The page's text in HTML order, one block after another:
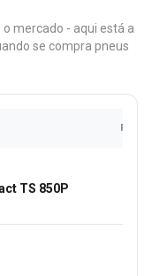
mercado - aqui está a
se compra pneus
TS 850P